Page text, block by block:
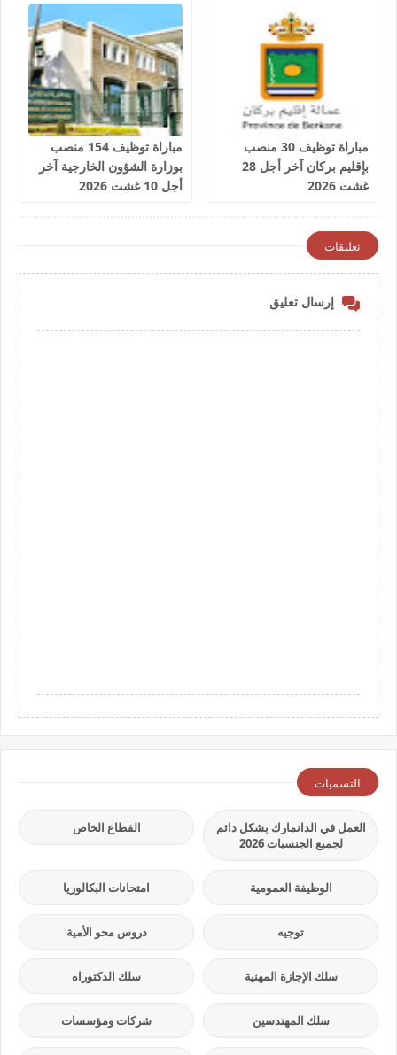
مباراة توظيف 30 منصب
بإقليم بركان آخر أجل 28
غشت 2026
مباراة توظيف 154 منصب
بوزارة الشؤون الخارجية آخر
أجل 10 غشت 2026
تعليقات
إرسال تعليق
التسميات
العمل في الدانمارك بشكل دائم
لجميع الجنسيات 2026
القطاع الخاص
الوظيفة العمومية امتحانات البكالوريا
توجيه دروس محو الأمية
سلك الإجازة المهنية سلك الدكتوراه
سلك المهندسين شركات ومؤسسات